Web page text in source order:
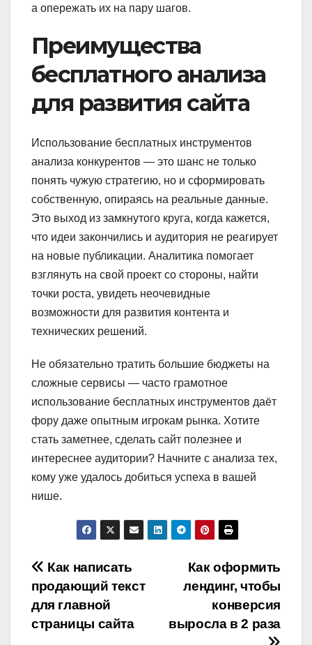
а опережать их на пару шагов.
Преимущества
бесплатного анализа
для развития сайта
Использование бесплатных инструментов
анализа конкурентов — это шанс не только
понять чужую стратегию, но и сформировать
собственную, опираясь на реальные данные.
Это выход из замкнутого круга, когда кажется,
что идеи закончились и аудитория не реагирует
на новые публикации. Аналитика помогает
взглянуть на свой проект со стороны, найти
точки роста, увидеть неочевидные
возможности для развития контента и
технических решений.
Не обязательно тратить большие бюджеты на
сложные сервисы — часто грамотное
использование бесплатных инструментов даёт
фору даже опытным игрокам рынка. Хотите
стать заметнее, сделать сайт полезнее и
интереснее аудитории? Начните с анализа тех,
кому уже удалось добиться успеха в вашей
нише.
Навигация
по
записям
Как оформить
лендинг, чтобы
конверсия
выросла в 2 раза
Как написать
продающий текст
для главной
страницы сайта